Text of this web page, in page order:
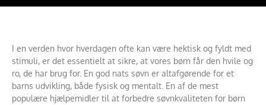
I en verden hvor hverdagen ofte kan være hektisk og fyldt med
stimuli, er det essentielt at sikre, at vores børn får den hvile og
ro, de har brug for. En god nats søvn er altafgørende for et
barns udvikling, både fysisk og mentalt. En af de mest
populære hjælpemidler til at forbedre søvnkvaliteten for børn